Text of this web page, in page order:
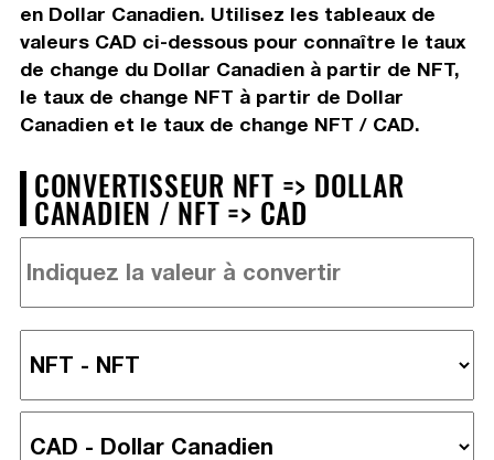
en Dollar Canadien. Utilisez les tableaux de
valeurs CAD ci-dessous pour connaître le taux
de change du Dollar Canadien à partir de NFT,
le taux de change NFT à partir de Dollar
Canadien et le taux de change NFT / CAD.
CONVERTISSEUR NFT => DOLLAR
CANADIEN / NFT => CAD